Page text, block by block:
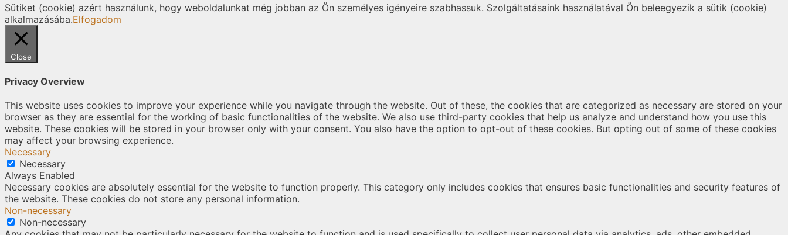
Sütiket (cookie) azért használunk, hogy weboldalunkat még jobban az Ön személyes igényeire szabhassuk. Szolgáltatásaink használatával Ön beleegyezik a sütik (cookie)
alkalmazásába.Elfogadom
Close
Privacy Overview
This website uses cookies to improve your experience while you navigate through the website. Out of these, the cookies that are categorized as necessary are stored on your
browser as they are essential for the working of basic functionalities of the website. We also use third-party cookies that help us analyze and understand how you use this
website. These cookies will be stored in your browser only with your consent. You also have the option to opt-out of these cookies. But opting out of some of these cookies
may affect your browsing experience.
Necessary
Necessary
Always Enabled
Necessary cookies are absolutely essential for the website to function properly. This category only includes cookies that ensures basic functionalities and security features of
the website. These cookies do not store any personal information.
Non-necessary
Non-necessary